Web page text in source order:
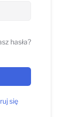
hasła?
się